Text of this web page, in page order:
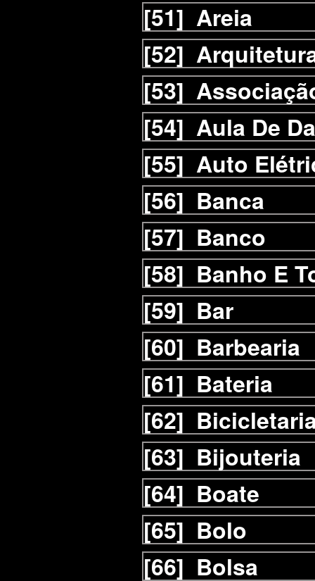
[51] Areia
[52]
[53]
[54] Aula De
[55] Auto
[56] Banca
[57] Banco
[58] Banho E
[59] Bar
[60] Barbearia
[61] Bateria
[62]
[63] Bijouteria
[64] Boate
[65] Bolo
[66] Bolsa